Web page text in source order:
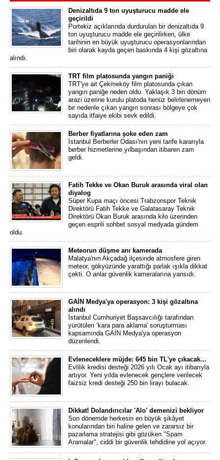
Denizaltıda 9 ton uyuşturucu madde ele
geçirildi
Portekiz açıklarında durdurulan bir denizaltıda 9
ton uyuşturucu madde ele geçirilirken, ülke
tarihinin en büyük uyuşturucu operasyonlarından
biri olarak kayda geçen baskında 4 kişi gözaltına
alındı.
TRT film platosunda yangın paniği
TRT'ye ait Çekmeköy film platosunda çıkan
yangın paniğe neden oldu. Yaklaşık 3 bin dönüm
arazi üzerine kurulu platoda henüz belirlenemeyen
bir nedenle çıkan yangın sonrası bölgeye çok
sayıda itfaiye ekibi sevk edildi.
Berber fiyatlarına şoke eden zam
İstanbul Berberler Odası'nın yeni tarife kararıyla
berber hizmetlerine yılbaşından itibaren zam
geldi.
Fatih Tekke ve Okan Buruk arasında viral olan
diyalog
Süper Kupa maçı öncesi Trabzonspor Teknik
Direktörü Fatih Tekke ve Galatasaray Teknik
Direktörü Okan Buruk arasında kilo üzerinden
geçen esprili sohbet sosyal medyada gündem
oldu.
Meteorun düşme anı kamerada
Malatya'nın Akçadağ ilçesinde atmosfere giren
meteor, gökyüzünde yarattığı parlak ışıkla dikkat
çekti. O anlar güvenlik kameralarına yansıdı.
GAİN Medya'ya operasyon: 3 kişi gözaltına
alındı
İstanbul Cumhuriyet Başsavcılığı tarafından
yürütülen ‘kara para aklama' soruşturması
kapsamında GAİN Medya'ya operasyon
düzenlendi.
Evleneceklere müjde: 645 bin TL'ye çıkacak...
Evlilik kredisi desteği 2026 yılı Ocak ayı itibarıyla
artıyor. Yeni yılda evlenecek gençlere verilecek
faizsiz kredi desteği 250 bin lirayı bulacak.
Dikkat! Dolandırıcılar 'Alo' demenizi bekliyor
Son dönemde herkesin en büyük şikâyet
konularından biri haline gelen ve zararsız bir
pazarlama stratejisi gibi gözüken "Spam
Aramalar", ciddi bir güvenlik tehdidine yol açıyor.